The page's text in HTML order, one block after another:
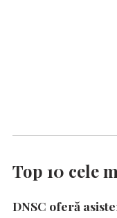
Top 10 cele
DNSC oferă